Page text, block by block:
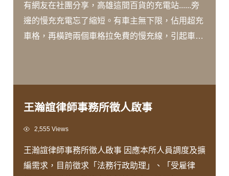
有網友在社團分享，高雄這間百貨的充電站......旁
邊的慢充充電忘了縮短。有車主無下限，佔用超充
車格，再橫跨兩個車格拉免費的慢充線，引起車友
王瀚誼律師事務所徵人啟事
Views2,555 Views
王瀚誼律師事務所徵人啟事 因應本所人員調度及擴
編需求，目前徵求「法務行政助理」、「受雇律